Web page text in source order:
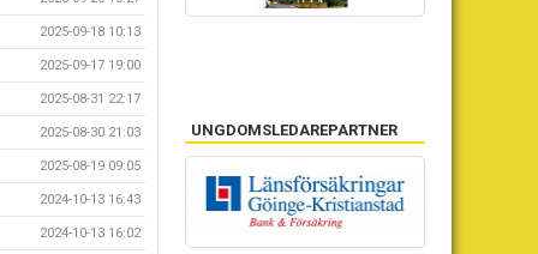
2025-09-18 10:13
2025-09-17 19:00
2025-08-31 22:17
2025-08-30 21:03
2025-08-19 09:05
2024-10-13 16:43
2024-10-13 16:02
UNGDOMSLEDAREPARTNER
NÄTVERKSPARTNER